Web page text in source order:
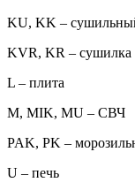
KU, KK –
KVR, KR – сушилка
L – плита
M, MIK, MU – СВЧ
PAK, PK –
U – печь